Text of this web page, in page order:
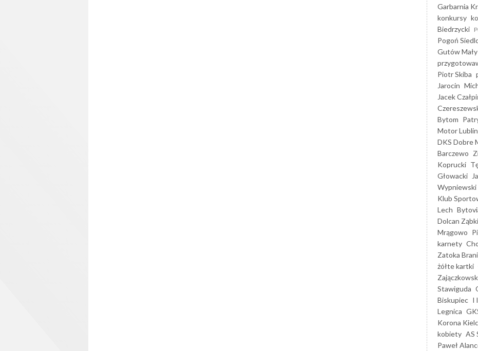
Garbarnia
konkursy
Biedrzycki
Pogoń
Gutów Mały
Piotr Skiba
Jarocin
Jacek
Bytom
Motor Lublin
DKS Dobre
Barczewo
Koprucki
Głowacki
Wypniewski
Klub
Lech
Dolcan Ząbki
Mrągowo
karnety
Zatoka
żółte kartki
Stawiguda
Biskupiec I
Legnica
Korona
kobiety AS
Paweł